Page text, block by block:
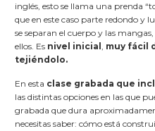
inglés, esto se llama una prenda
que en este caso parte redondo y
se separan el cuerpo y las
ellos. Es nivel inicial, muy fácil
tejiéndolo.
En esta clase grabada que
las distintas opciones en las que
grabada que dura
necesitas saber:cómo está